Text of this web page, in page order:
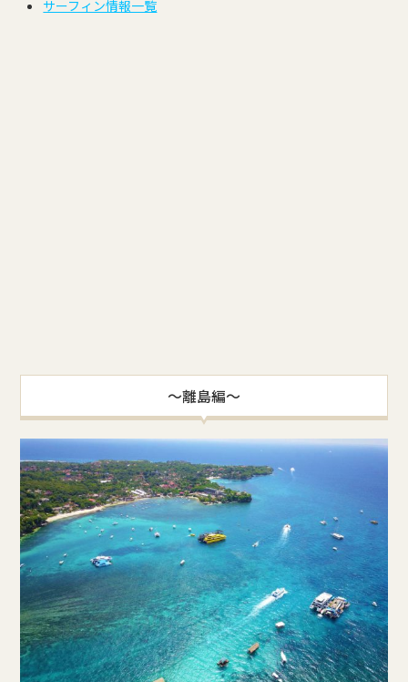
サーフィン情報一覧
～離島編～